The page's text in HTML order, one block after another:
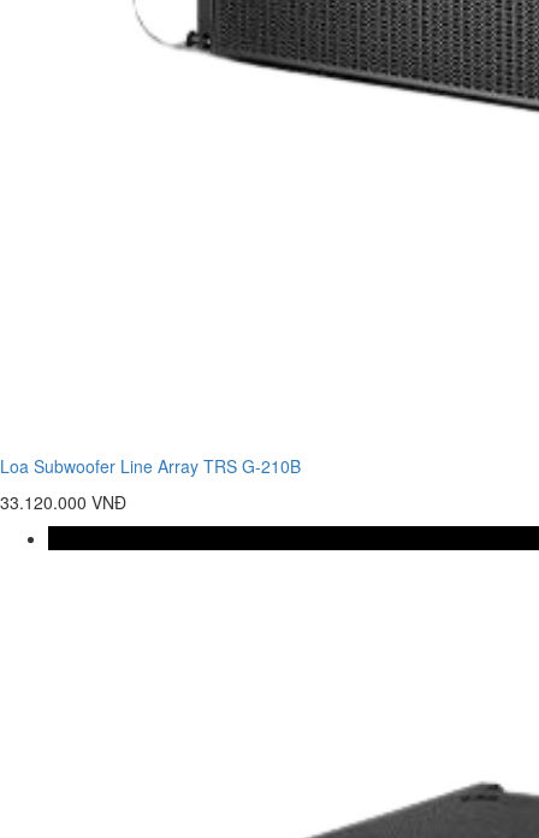
Loa Subwoofer Line Array TRS G-210B
33.120.000 VNĐ